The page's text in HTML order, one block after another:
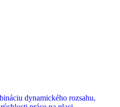
dynamického rozsahu,